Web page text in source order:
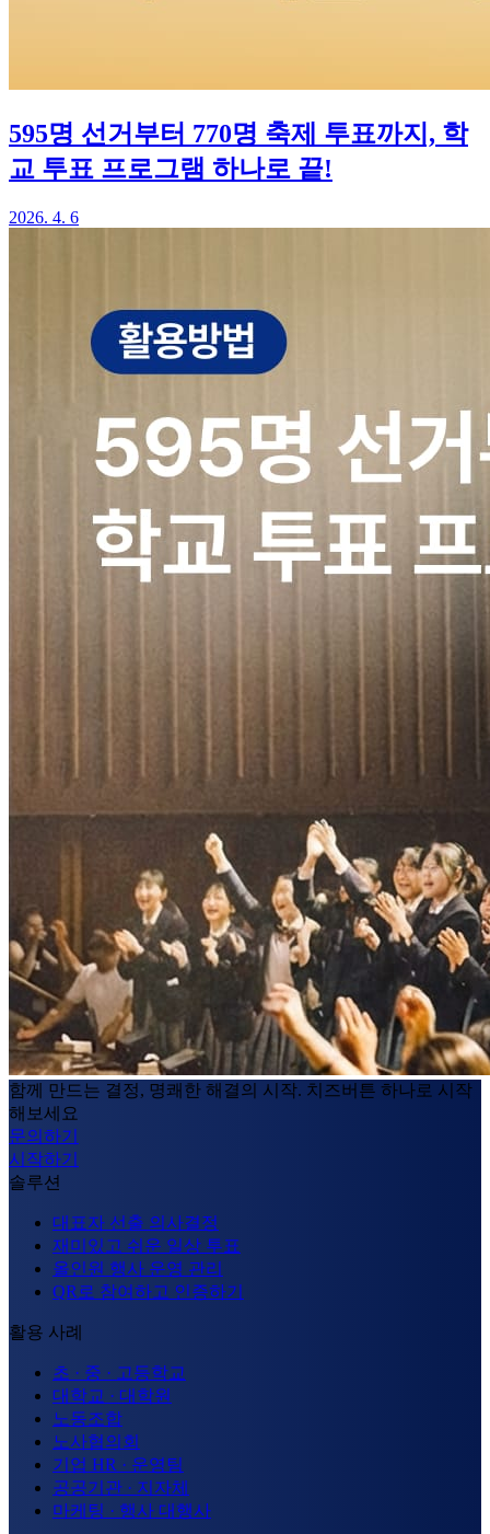
595명 선거부터 770명 축제 투표까지, 학
교 투표 프로그램 하나로 끝!
2026. 4. 6
함께 만드는 결정, 명쾌한 해결의 시작. 치즈버튼 하나로 시작
해보세요
문의하기
시작하기
솔루션
대표자 선출 의사결정
재미있고 쉬운 일상 투표
올인원 행사 운영 관리
QR로 참여하고 인증하기
활용 사례
초 · 중 · 고등학교
대학교 · 대학원
노동조합
노사협의회
기업 HR · 운영팀
공공기관 · 지자체
마케팅 · 행사 대행사